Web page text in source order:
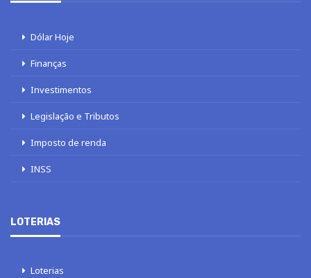
Dólar Hoje
Finanças
Investimentos
Legislação e Tributos
Imposto de renda
INSS
LOTERIAS
Loterias